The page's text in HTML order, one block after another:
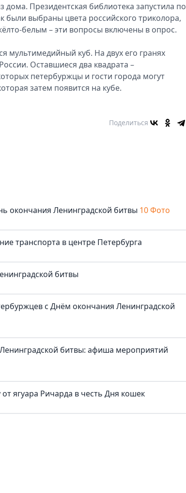
Президентская библиотека запустила по
были выбраны цвета российского триколора,
белым – эти вопросы включены в опрос.
мультимедийный куб. На двух его гранях
Оставшиеся два квадрата –
петербуржцы и гости города могут
затем появится на кубе.
Поделиться
окончания Ленинградской битвы 10 Фото
транспорта в центре Петербурга
битвы
с Днём окончания Ленинградской
битвы: афиша мероприятий
ягуара Ричарда в честь Дня кошек